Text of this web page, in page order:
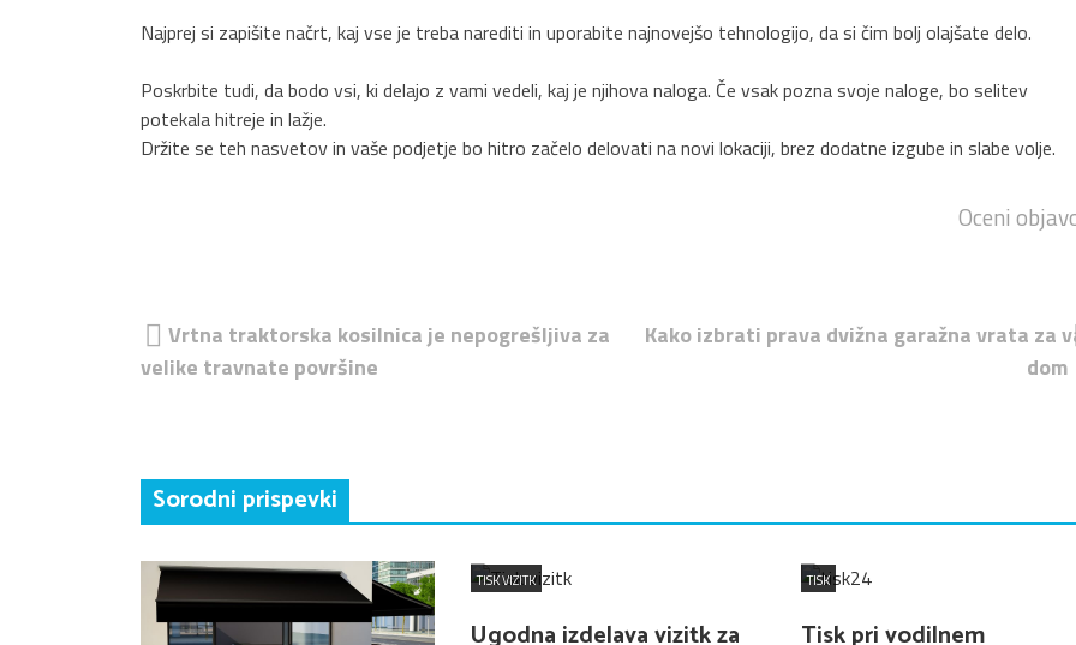
Najprej si zapišite načrt, kaj vse je treba narediti in uporabite najnovejšo tehnologijo, da si čim bolj olajšate delo.
Poskrbite tudi, da bodo vsi, ki delajo z vami vedeli, kaj je njihova naloga. Če vsak pozna svoje naloge, bo selitev
potekala hitreje in lažje.
Držite se teh nasvetov in vaše podjetje bo hitro začelo delovati na novi lokaciji, brez dodatne izgube in slabe volje.
Oceni
Navigacija
prispevka
Vrtna traktorska kosilnica je nepogrešljiva za
velike travnate površine
Kako izbrati prava dvižna garažna vrata za
dom
Sorodni prispevki
TISK VIZITK
Ugodna izdelava vizitk za
TISK
Tisk pri vodilnem